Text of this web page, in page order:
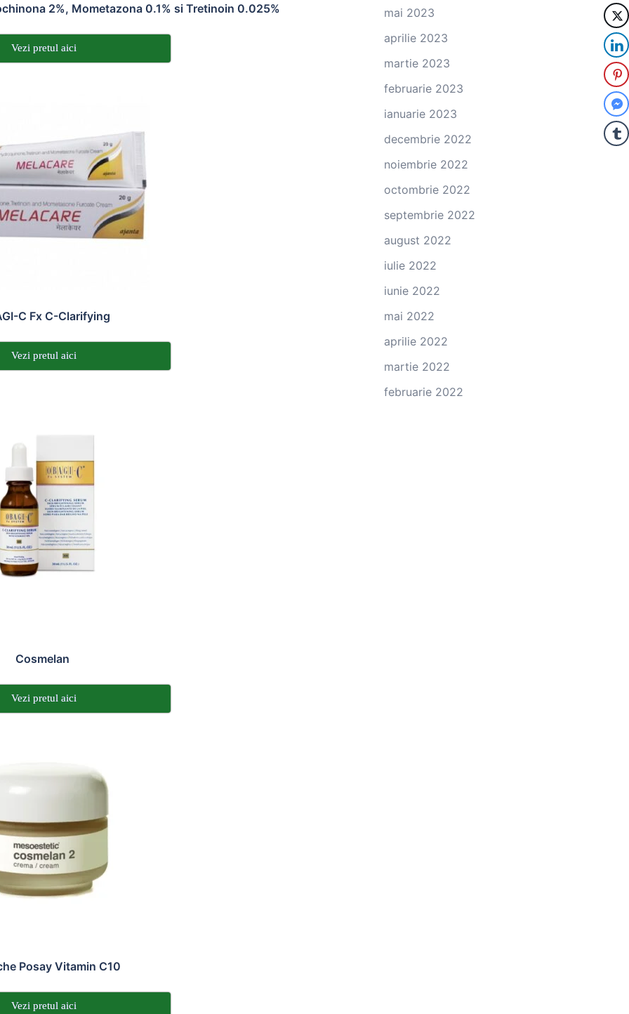
2%, Mometazona 0.1% si Tretinoin 0.025%
Vezi pretul aici
C Fx C-Clarifying
Vezi pretul aici
Cosmelan
Vezi pretul aici
Posay Vitamin C10
Vezi pretul aici
mai 2023
aprilie 2023
martie 2023
februarie 2023
ianuarie 2023
decembrie 2022
noiembrie 2022
octombrie 2022
septembrie 2022
august 2022
iulie 2022
iunie 2022
mai 2022
aprilie 2022
martie 2022
februarie 2022